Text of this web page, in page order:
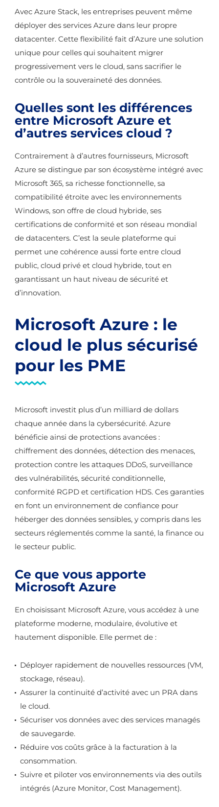
Avec Azure Stack, les entreprises peuvent même
déployer des services Azure dans leur propre
datacenter. Cette flexibilité fait d’Azure une solution
unique pour celles qui souhaitent migrer
progressivement vers le cloud, sans sacrifier le
contrôle ou la souveraineté des données.
Quelles sont les différences
entre Microsoft Azure et
d’autres services cloud ?
Contrairement à d’autres fournisseurs, Microsoft
Azure se distingue par son écosystème intégré avec
Microsoft 365, sa richesse fonctionnelle, sa
compatibilité étroite avec les environnements
Windows, son offre de cloud hybride, ses
certifications de conformité et son réseau mondial
de datacenters. C’est la seule plateforme qui
permet une cohérence aussi forte entre cloud
public, cloud privé et cloud hybride, tout en
garantissant un haut niveau de sécurité et
d’innovation.
Microsoft Azure : le
cloud le plus sécurisé
pour les PME
Microsoft investit plus d’un milliard de dollars
chaque année dans la cybersécurité. Azure
bénéficie ainsi de protections avancées :
chiffrement des données, détection des menaces,
protection contre les attaques DDoS, surveillance
des vulnérabilités, sécurité conditionnelle,
conformité RGPD et certification HDS. Ces garanties
en font un environnement de confiance pour
héberger des données sensibles, y compris dans les
secteurs réglementés comme la santé, la finance ou
le secteur public.
Ce que vous apporte
Microsoft Azure
En choisissant Microsoft Azure, vous accédez à une
plateforme moderne, modulaire, évolutive et
hautement disponible. Elle permet de :
Déployer rapidement de nouvelles ressources (VM,
stockage, réseau).
Assurer la continuité d’activité avec un PRA dans
le cloud.
Sécuriser vos données avec des services managés
de sauvegarde.
Réduire vos coûts grâce à la facturation à la
consommation.
Suivre et piloter vos environnements via des outils
intégrés (Azure Monitor, Cost Management).